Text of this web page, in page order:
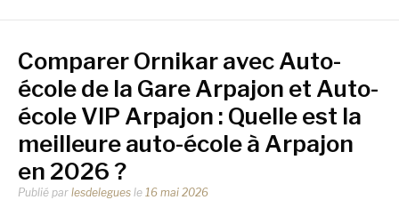
Comparer Ornikar avec Auto-
école de la Gare Arpajon et Auto-
école VIP Arpajon : Quelle est la
meilleure auto-école à Arpajon
en 2026 ?
Publié par lesdelegues le 16 mai 2026